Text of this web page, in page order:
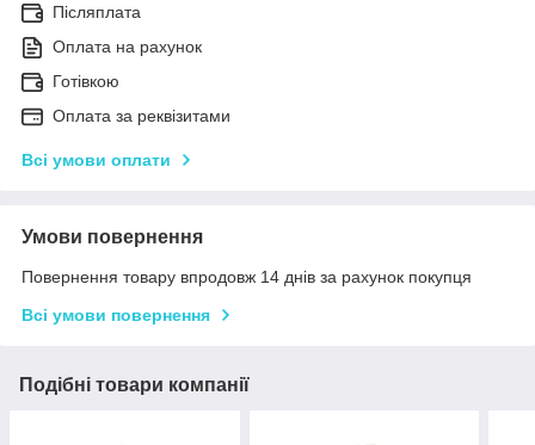
Післяплата
Оплата на рахунок
Готівкою
Оплата за реквізитами
Всі умови оплати
Умови повернення
Повернення товару впродовж 14 днів за рахунок покупця
Всі умови повернення
Подібні товари компанії